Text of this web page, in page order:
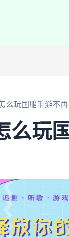
么玩国服手游不
么玩